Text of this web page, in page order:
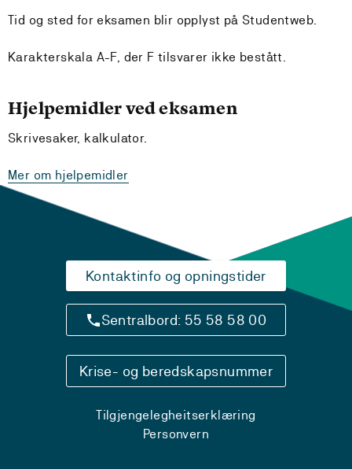
Tid og sted for eksamen blir opplyst på Studentweb.
Karakterskala A-F, der F tilsvarer ikke bestått.
Hjelpemidler ved eksamen
Skrivesaker, kalkulator.
Mer om hjelpemidler
Kontaktinfo og opningstider
Sentralbord: 55 58 58 00
Krise- og beredskapsnummer
Tilgjengelegheitserklæring
Personvern